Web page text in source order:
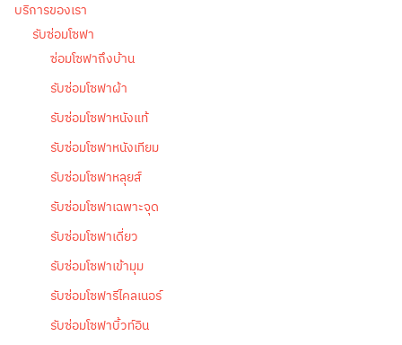
บริการของเรา
รับซ่อมโซฟา
ซ่อมโซฟาถึงบ้าน
รับซ่อมโซฟาผ้า
รับซ่อมโซฟาหนังแท้
รับซ่อมโซฟาหนังเทียม
รับซ่อมโซฟาหลุยส์
รับซ่อมโซฟาเฉพาะจุด
รับซ่อมโซฟาเดี่ยว
รับซ่อมโซฟาเข้ามุม
รับซ่อมโซฟารีไคลเนอร์
รับซ่อมโซฟาบิ้วท์อิน